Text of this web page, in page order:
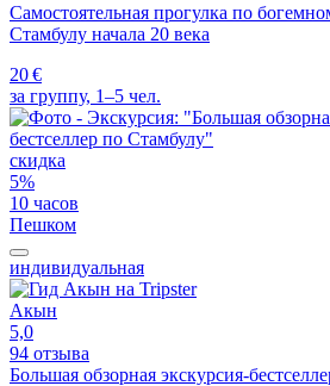
Самостоятельная прогулка по
Стамбулу начала 20 века
20 €
за группу, 1–5 чел.
скидка
5%
10 часов
Пешком
индивидуальная
Акын
5,0
94 отзыва
Большая обзорная экскурсия-